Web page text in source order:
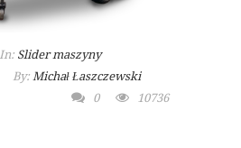
In: Slider maszyny
By: Michał Łaszczewski
0
10736